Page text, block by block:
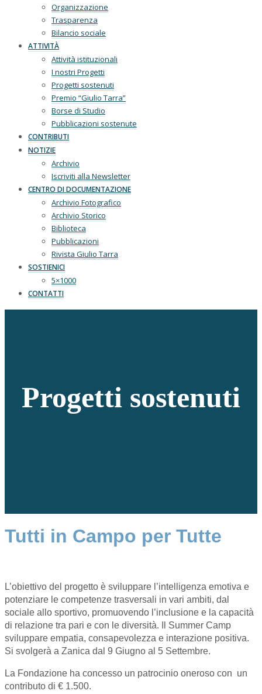
Organizzazione
Trasparenza
Bilancio sociale
ATTIVITÀ
Attività istituzionali
I nostri Progetti
Progetti sostenuti
Premio “Giulio Tarra”
Borse di Studio
Pubblicazioni sostenute
CONTRIBUTI
NOTIZIE
Archivio
Iscriviti alla Newsletter
CENTRO DI DOCUMENTAZIONE
Archivio Fotografico
Archivio Storico
Biblioteca
Pubblicazioni
Rivista Giulio Tarra
SOSTIENICI
5×1000
CONTATTI
Progetti sostenuti
Tutti in Campo per Tutte
L’obiettivo del progetto è sviluppare l’intelligenza emotiva e
potenziare le competenze trasversali in vari ambiti, dal
sociale allo sportivo, promuovendo l’inclusione e la capacità
di relazione tra pari e con le diversità. Il Summer Camp
sviluppare empatia, consapevolezza e interazione positiva.
Si svolgerà a Zanica dal 9 Giugno al 5 Settembre.
La Fondazione ha concesso un patrocinio oneroso con un
contributo di € 1.500.